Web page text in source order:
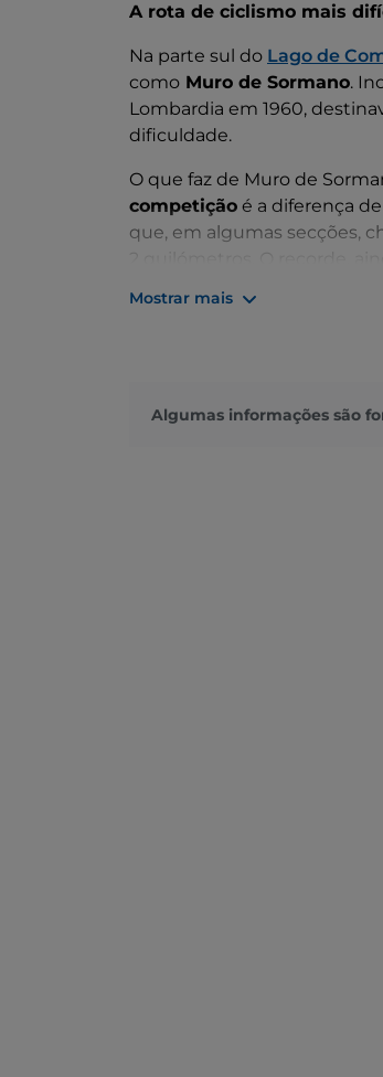
A rota de ciclismo mais
Na parte sul do Lago de
como Muro de Sormano.
Lombardia em 1960,
dificuldade.
O que faz de Muro de
competição é a diferença
que, em algumas secções,
de vistas deslumbrantes
Mostrar mais
Algumas informações são